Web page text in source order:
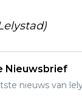
Nieuwsbrief
nieuws van